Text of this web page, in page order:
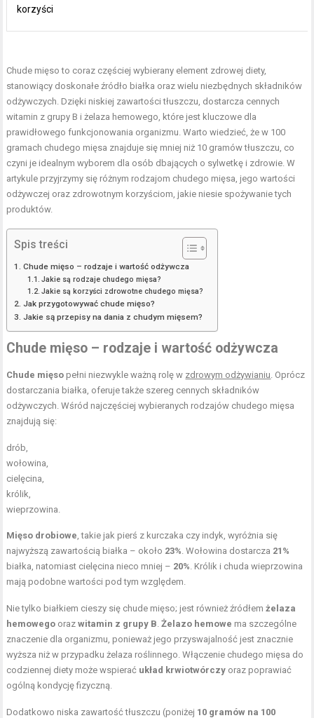
korzyści
Chude mięso to coraz częściej wybierany element zdrowej diety,
stanowiący doskonałe źródło białka oraz wielu niezbędnych składników
odżywczych. Dzięki niskiej zawartości tłuszczu, dostarcza cennych
witamin z grupy B i żelaza hemowego, które jest kluczowe dla
prawidłowego funkcjonowania organizmu. Warto wiedzieć, że w 100
gramach chudego mięsa znajduje się mniej niż 10 gramów tłuszczu, co
czyni je idealnym wyborem dla osób dbających o sylwetkę i zdrowie. W
artykule przyjrzymy się różnym rodzajom chudego mięsa, jego wartości
odżywczej oraz zdrowotnym korzyściom, jakie niesie spożywanie tych
produktów.
Spis treści
Chude mięso – rodzaje i wartość odżywcza
Jakie są rodzaje chudego mięsa?
Jakie są korzyści zdrowotne chudego mięsa?
Jak przygotowywać chude mięso?
Jakie są przepisy na dania z chudym mięsem?
Chude mięso – rodzaje i wartość odżywcza
Chude mięso pełni niezwykle ważną rolę w zdrowym odżywianiu . Oprócz
dostarczania białka, oferuje także szereg cennych składników
odżywczych. Wśród najczęściej wybieranych rodzajów chudego mięsa
znajdują się:
drób,
wołowina,
cielęcina,
królik,
wieprzowina.
Mięso drobiowe , takie jak pierś z kurczaka czy indyk, wyróżnia się
najwyższą zawartością białka – około 23% . Wołowina dostarcza 21%
białka, natomiast cielęcina nieco mniej – 20% . Królik i chuda wieprzowina
mają podobne wartości pod tym względem.
Nie tylko białkiem cieszy się chude mięso; jest również źródłemżelaza
hemowego orazwitamin z grupy B .Żelazo hemowe ma szczególne
znaczenie dla organizmu, ponieważ jego przyswajalność jest znacznie
wyższa niż w przypadku żelaza roślinnego. Włączenie chudego mięsa do
codziennej diety może wspierać układ krwiotwórczy oraz poprawiać
ogólną kondycję fizyczną.
Dodatkowo niska zawartość tłuszczu (poniżej 10 gramów na 100